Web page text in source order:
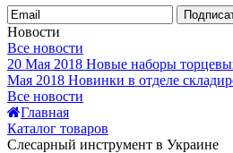
Новости
Все новости
20 Мая 2018 Новые наборы
Мая 2018 Новинки в отделе
Все новости
Главная
Каталог товаров
Слесарный инструмент в Украине